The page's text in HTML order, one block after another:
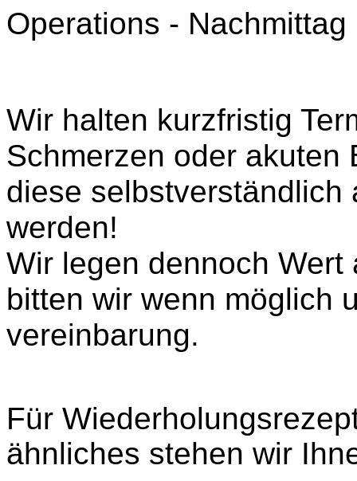
Operations - Nachmittag
Wir halten kurzfristig
Schmerzen oder akuten
diese selbstverständlich
werden!
Wir legen dennoch
bitten wir wenn möglich
vereinbarung.
Für
ähnliches stehen wir